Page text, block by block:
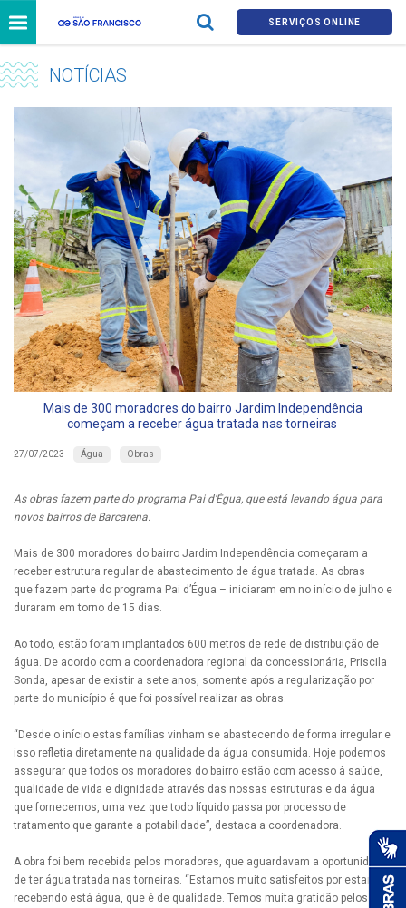
SERVIÇOS ONLINE
NOTÍCIAS
Mais de 300 moradores do bairro Jardim Independência
começam a receber água tratada nas torneiras
27/07/2023 Água Obras
As obras fazem parte do programa Pai d’Égua, que está levando água para
novos bairros de Barcarena.
Mais de 300 moradores do bairro Jardim Independência começaram a
receber estrutura regular de abastecimento de água tratada. As obras –
que fazem parte do programa Pai d’Égua – iniciaram em no início de julho e
duraram em torno de 15 dias.
Ao todo, estão foram implantados 600 metros de rede de distribuição de
água. De acordo com a coordenadora regional da concessionária, Priscila
Sonda, apesar de existir a sete anos, somente após a regularização por
parte do município é que foi possível realizar as obras.
“Desde o início estas famílias vinham se abastecendo de forma irregular e
isso refletia diretamente na qualidade da água consumida. Hoje podemos
assegurar que todos os moradores do bairro estão com acesso à saúde,
qualidade de vida e dignidade através das nossas estruturas e da água
que fornecemos, uma vez que todo líquido passa por processo de
tratamento que garante a potabilidade”, destaca a coordenadora.
A obra foi bem recebida pelos moradores, que aguardavam a oportunidade
de ter água tratada nas torneiras. “Estamos muito satisfeitos por estar
recebendo está água, que é de qualidade. Temos muita gratidão pelos